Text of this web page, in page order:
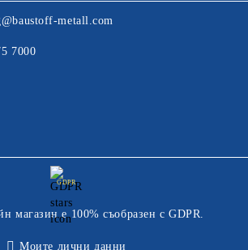
metall.com
7000
GDPR
магазин е 100% съобразен с GDPR.
Моите лични данни